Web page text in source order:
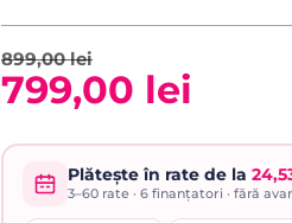
899,00lei
inițial
799,00 lei
curent
este:
Plătește în rate de la
3–60rate · 6finanțatori · fără